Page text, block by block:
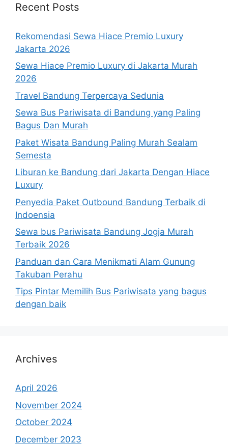
Recent Posts
Rekomendasi Sewa Hiace Premio Luxury
Jakarta 2026
Sewa Hiace Premio Luxury di Jakarta Murah
2026
Travel Bandung Terpercaya Sedunia
Sewa Bus Pariwisata di Bandung yang Paling
Bagus Dan Murah
Paket Wisata Bandung Paling Murah Sealam
Semesta
Liburan ke Bandung dari Jakarta Dengan Hiace
Luxury
Penyedia Paket Outbound Bandung Terbaik di
Indoensia
Sewa bus Pariwisata Bandung Jogja Murah
Terbaik 2026
Panduan dan Cara Menikmati Alam Gunung
Takuban Perahu
Tips Pintar Memilih Bus Pariwisata yang bagus
dengan baik
Archives
April 2026
November 2024
October 2024
December 2023